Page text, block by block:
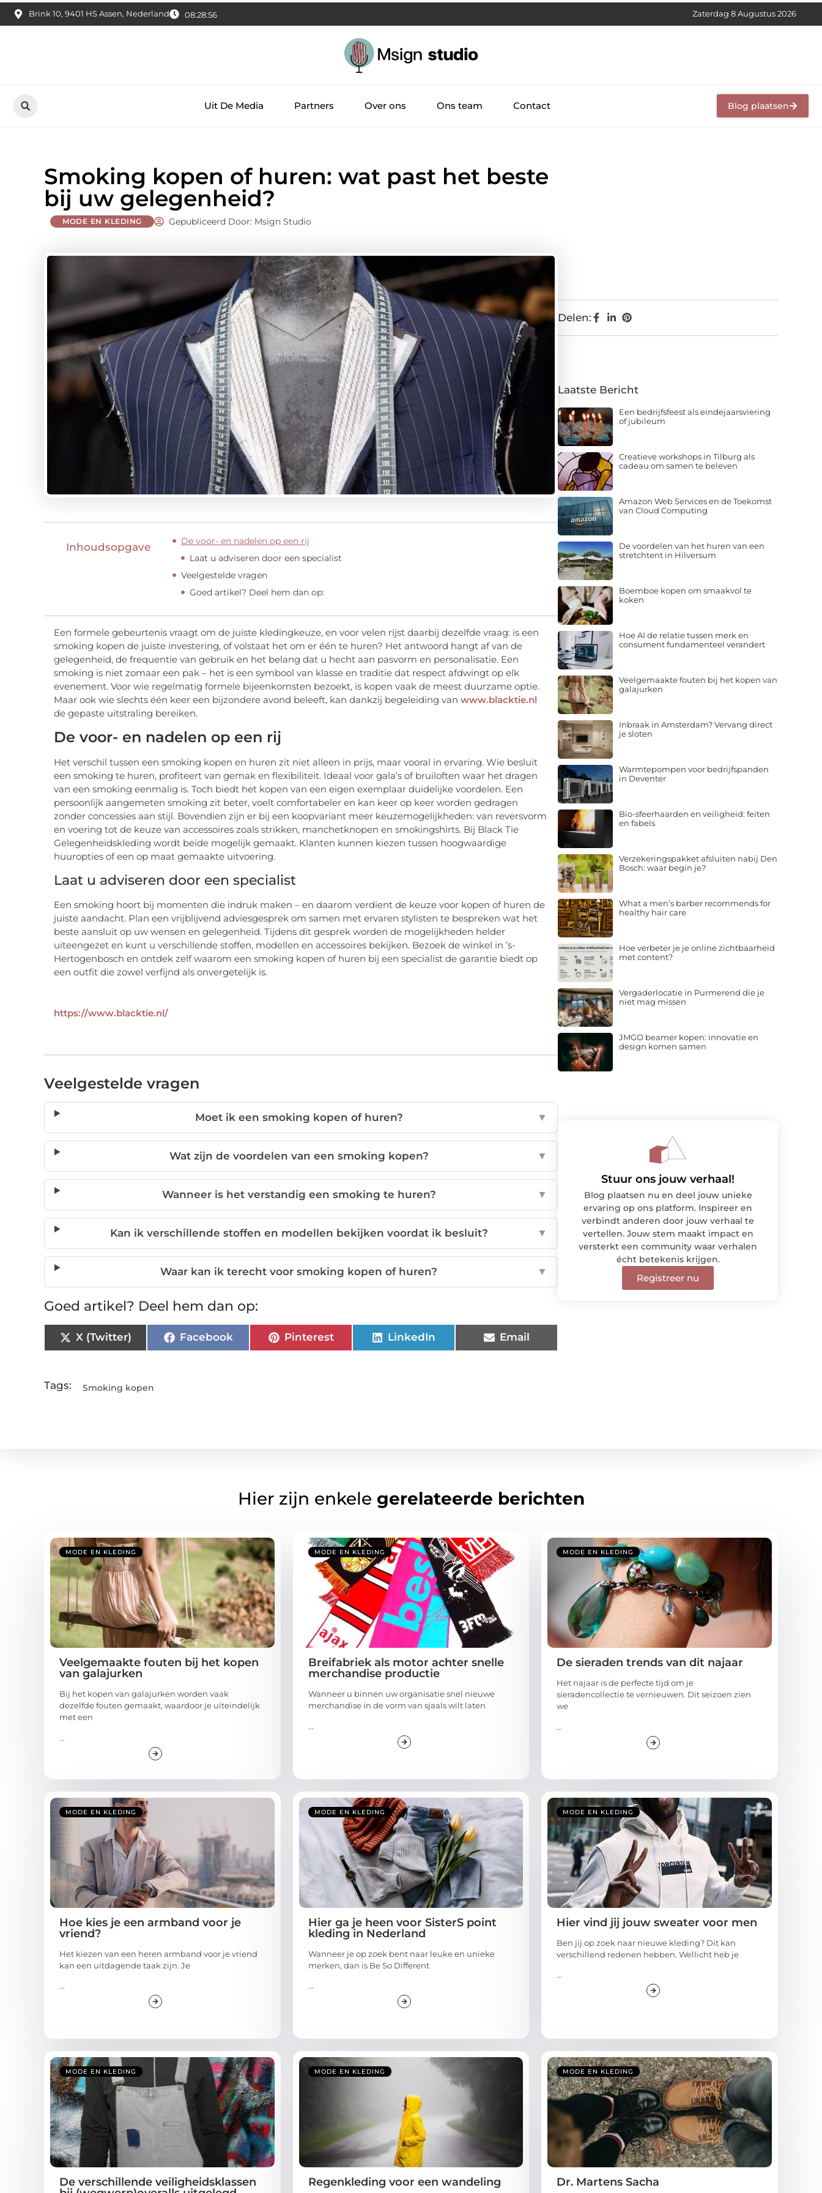
Brink 10, 9401 HS Assen, Nederland 08:28:57 Zaterdag 8 Augustus 2026
Uit De Media Partners Over ons Ons team Contact Blog plaatsen
Smoking kopen of huren: wat past het beste
bij uw gelegenheid?
MODE EN KLEDING Gepubliceerd Door: Msign Studio
Inhoudsopgave
De voor- en nadelen op een rij
Laat u adviseren door een specialist
Veelgestelde vragen
Goed artikel? Deel hem dan op:
Een formele gebeurtenis vraagt om de juiste kledingkeuze, en voor velen rijst daarbij dezelfde vraag: is een
smoking kopen de juiste investering, of volstaat het om er één te huren? Het antwoord hangt af van de
gelegenheid, de frequentie van gebruik en het belang dat u hecht aan pasvorm en personalisatie. Een
smoking is niet zomaar een pak – het is een symbool van klasse en traditie dat respect afdwingt op elk
evenement. Voor wie regelmatig formele bijeenkomsten bezoekt, is kopen vaak de meest duurzame optie.
Maar ook wie slechts één keer een bijzondere avond beleeft, kan dankzij begeleiding van www.blacktie.nl
de gepaste uitstraling bereiken.
De voor- en nadelen op een rij
Het verschil tussen een smoking kopen en huren zit niet alleen in prijs, maar vooral in ervaring. Wie besluit
een smoking te huren, profiteert van gemak en flexibiliteit. Ideaal voor gala’s of bruiloften waar het dragen
van een smoking eenmalig is. Toch biedt het kopen van een eigen exemplaar duidelijke voordelen. Een
persoonlijk aangemeten smoking zit beter, voelt comfortabeler en kan keer op keer worden gedragen
zonder concessies aan stijl. Bovendien zijn er bij een koopvariant meer keuzemogelijkheden: van reversvorm
en voering tot de keuze van accessoires zoals strikken, manchetknopen en smokingshirts. Bij Black Tie
Gelegenheidskleding wordt beide mogelijk gemaakt. Klanten kunnen kiezen tussen hoogwaardige
huuropties of een op maat gemaakte uitvoering.
Laat u adviseren door een specialist
Een smoking hoort bij momenten die indruk maken – en daarom verdient de keuze voor kopen of huren de
juiste aandacht. Plan een vrijblijvend adviesgesprek om samen met ervaren stylisten te bespreken wat het
beste aansluit op uw wensen en gelegenheid. Tijdens dit gesprek worden de mogelijkheden helder
uiteengezet en kunt u verschillende stoffen, modellen en accessoires bekijken. Bezoek de winkel in ’s-
Hertogenbosch en ontdek zelf waarom een smoking kopen of huren bij een specialist de garantie biedt op
een outfit die zowel verfijnd als onvergetelijk is.
https://www.blacktie.nl/
Veelgestelde vragen
Moet ik een smoking kopen of huren? ▼
Wat zijn de voordelen van een smoking kopen? ▼
Wanneer is het verstandig een smoking te huren? ▼
Kan ik verschillende stoffen en modellen bekijken voordat ik besluit? ▼
Waar kan ik terecht voor smoking kopen of huren? ▼
Goed artikel? Deel hem dan op:
X (Twitter) Facebook Pinterest LinkedIn Email
Tags: Smoking kopen
Delen:
Laatste Bericht
Een bedrijfsfeest als eindejaarsviering
of jubileum
Creatieve workshops in Tilburg als
cadeau om samen te beleven
Amazon Web Services en de Toekomst
van Cloud Computing
De voordelen van het huren van een
stretchtent in Hilversum
Boemboe kopen om smaakvol te
koken
Hoe AI de relatie tussen merk en
consument fundamenteel verandert
Veelgemaakte fouten bij het kopen van
galajurken
Inbraak in Amsterdam? Vervang direct
je sloten
Warmtepompen voor bedrijfspanden
in Deventer
Bio-sfeerhaarden en veiligheid: feiten
en fabels
Verzekeringspakket afsluiten nabij Den
Bosch: waar begin je?
What a men’s barber recommends for
healthy hair care
Hoe verbeter je je online zichtbaarheid
met content?
Vergaderlocatie in Purmerend die je
niet mag missen
JMGO beamer kopen: innovatie en
design komen samen
Stuur ons jouw verhaal!
Blog plaatsen nu en deel jouw unieke
ervaring op ons platform. Inspireer en
verbindt anderen door jouw verhaal te
vertellen. Jouw stem maakt impact en
versterkt een community waar verhalen
écht betekenis krijgen.
Registreer nu
Hier zijn enkele gerelateerde berichten
MODE EN KLEDING
Veelgemaakte fouten bij het kopen
van galajurken
Bij het kopen van galajurken worden vaak
dezelfde fouten gemaakt, waardoor je uiteindelijk
met een
...
MODE EN KLEDING
Breifabriek als motor achter snelle
merchandise productie
Wanneer u binnen uw organisatie snel nieuwe
merchandise in de vorm van sjaals wilt laten
...
MODE EN KLEDING
De sieraden trends van dit najaar
Het najaar is de perfecte tijd om je
sieradencollectie te vernieuwen. Dit seizoen zien
we
...
MODE EN KLEDING
Hoe kies je een armband voor je
vriend?
Het kiezen van een heren armband voor je vriend
kan een uitdagende taak zijn. Je
...
MODE EN KLEDING
Hier ga je heen voor SisterS point
kleding in Nederland
Wanneer je op zoek bent naar leuke en unieke
merken, dan is Be So Different
...
MODE EN KLEDING
Hier vind jij jouw sweater voor men
Ben jij op zoek naar nieuwe kleding? Dit kan
verschillend redenen hebben. Wellicht heb je
...
MODE EN KLEDING
De verschillende veiligheidsklassen
MODE EN KLEDING
Regenkleding voor een wandeling
MODE EN KLEDING
Dr. Martens Sacha